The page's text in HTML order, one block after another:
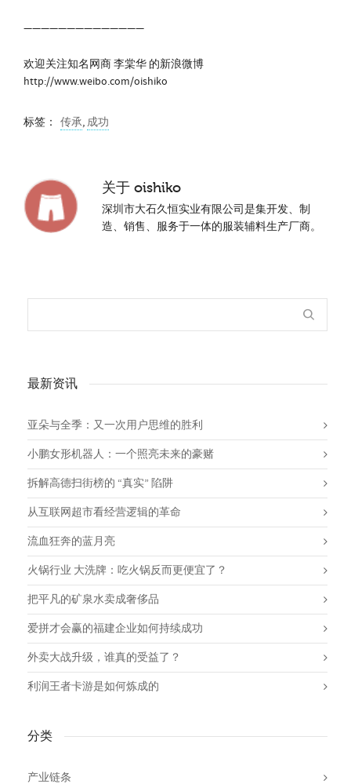
——————————————
欢迎关注知名网商 李棠华 的新浪微博
http://www.weibo.com/oishiko
标签： 传承,成功
关于 oishiko
深圳市大石久恒实业有限公司是集开发、制
造、销售、服务于一体的服装辅料生产厂商。
最新资讯
亚朵与全季：又一次用户思维的胜利
小鹏女形机器人：一个照亮未来的豪赌
拆解高德扫街榜的 “真实” 陷阱
从互联网超市看经营逻辑的革命
流血狂奔的蓝月亮
火锅行业 大洗牌：吃火锅反而更便宜了？
把平凡的矿泉水卖成奢侈品
爱拼才会赢的福建企业如何持续成功
外卖大战升级，谁真的受益了？
利润王者卡游是如何炼成的
分类
产业链条